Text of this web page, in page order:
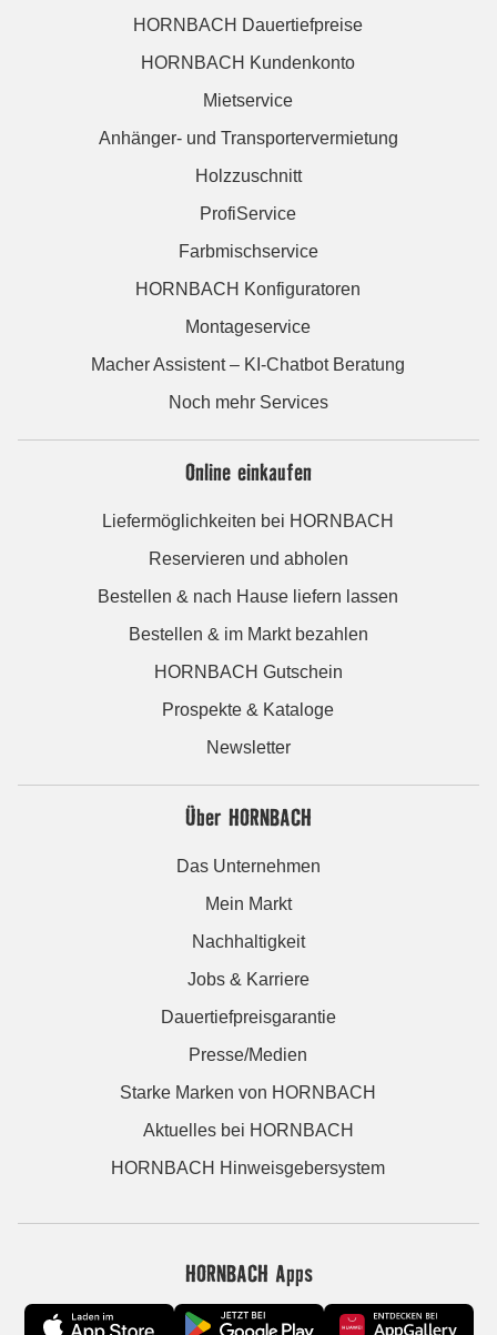
HORNBACH Dauertiefpreise
HORNBACH Kundenkonto
Mietservice
Anhänger- und Transportervermietung
Holzzuschnitt
ProfiService
Farbmischservice
HORNBACH Konfiguratoren
Montageservice
Macher Assistent – KI-Chatbot Beratung
Noch mehr Services
Online einkaufen
Liefermöglichkeiten bei HORNBACH
Reservieren und abholen
Bestellen & nach Hause liefern lassen
Bestellen & im Markt bezahlen
HORNBACH Gutschein
Prospekte & Kataloge
Newsletter
Über HORNBACH
Das Unternehmen
Mein Markt
Nachhaltigkeit
Jobs & Karriere
Dauertiefpreisgarantie
Presse/Medien
Starke Marken von HORNBACH
Aktuelles bei HORNBACH
HORNBACH Hinweisgebersystem
HORNBACH Apps